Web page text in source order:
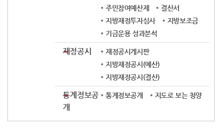
주민참여예산제
결산서
지방재정투자심사
지방보조금
기금운용 성과분석
재정공시
재정공시게시판
지방재정공시(예산)
지방재정공시(결산)
통계정보공
개
통계정보공개 지도로 보는 청양